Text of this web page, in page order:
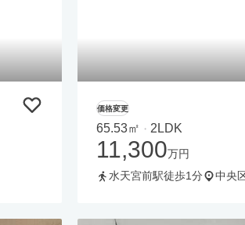
価格変更
65.53㎡ ・ 2LDK
11,300万円
水天宮前駅徒歩1分
中央